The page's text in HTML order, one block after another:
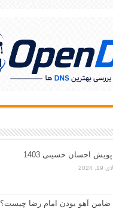
پویش احسان حسینی 1403
2024
ضامن آهو بودن امام رضا چیست؟